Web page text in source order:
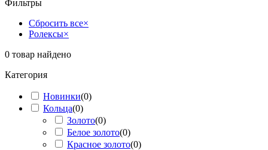
Фильтры
Сбросить все×
Ролексы×
0 товар найдено
Категория
Новинки(0)
Кольца(0)
Золото(0)
Белое золото(0)
Красное золото(0)